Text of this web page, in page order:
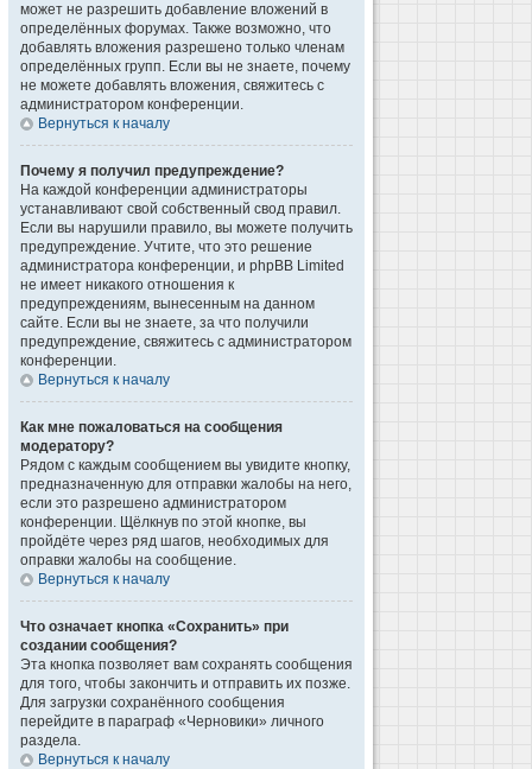
может не разрешить добавление вложений в
определённых форумах. Также возможно, что
добавлять вложения разрешено только членам
определённых групп. Если вы не знаете, почему
не можете добавлять вложения, свяжитесь с
администратором конференции.
Вернуться к началу
Почему я получил предупреждение?
На каждой конференции администраторы
устанавливают свой собственный свод правил.
Если вы нарушили правило, вы можете получить
предупреждение. Учтите, что это решение
администратора конференции, и phpBB Limited
не имеет никакого отношения к
предупреждениям, вынесенным на данном
сайте. Если вы не знаете, за что получили
предупреждение, свяжитесь с администратором
конференции.
Вернуться к началу
Как мне пожаловаться на сообщения
модератору?
Рядом с каждым сообщением вы увидите кнопку,
предназначенную для отправки жалобы на него,
если это разрешено администратором
конференции. Щёлкнув по этой кнопке, вы
пройдёте через ряд шагов, необходимых для
оправки жалобы на сообщение.
Вернуться к началу
Что означает кнопка «Сохранить» при
создании сообщения?
Эта кнопка позволяет вам сохранять сообщения
для того, чтобы закончить и отправить их позже.
Для загрузки сохранённого сообщения
перейдите в параграф «Черновики» личного
раздела.
Вернуться к началу